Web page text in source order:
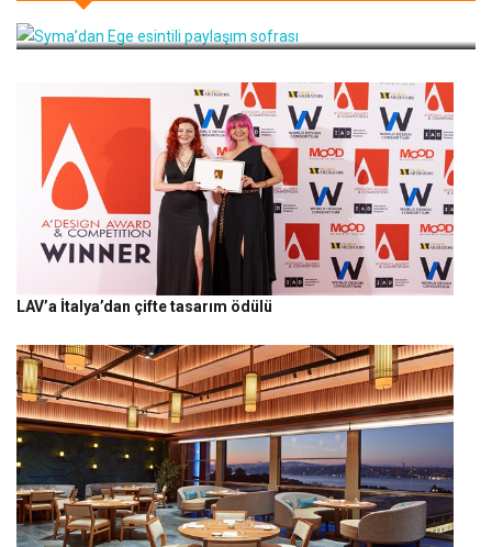
Syma’dan Ege esintili paylaşım sofrası
LAV’a İtalya’dan çifte tasarım ödülü